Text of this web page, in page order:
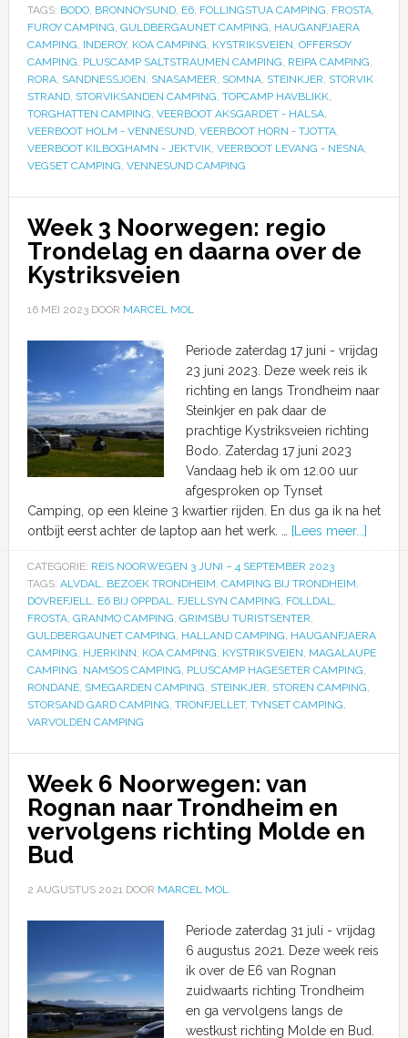
TAGS: BODO, BRONNOYSUND, E6, FOLLINGSTUA CAMPING, FROSTA,
FUROY CAMPING, GULDBERGAUNET CAMPING, HAUGANFJAERA
CAMPING, INDEROY, KOA CAMPING, KYSTRIKSVEIEN, OFFERSOY
CAMPING, PLUSCAMP SALTSTRAUMEN CAMPING, REIPA CAMPING,
RORA, SANDNESSJOEN, SNASAMEER, SOMNA, STEINKJER, STORVIK
STRAND, STORVIKSANDEN CAMPING, TOPCAMP HAVBLIKK,
TORGHATTEN CAMPING, VEERBOOT AKSGARDET - HALSA,
VEERBOOT HOLM - VENNESUND, VEERBOOT HORN - TJOTTA,
VEERBOOT KILBOGHAMN - JEKTVIK, VEERBOOT LEVANG - NESNA,
VEGSET CAMPING, VENNESUND CAMPING
Week 3 Noorwegen: regio
Trondelag en daarna over de
Kystriksveien
16 MEI 2023DOOR MARCEL MOL
Periode zaterdag 17 juni - vrijdag
23 juni 2023. Deze week reis ik
richting en langs Trondheim naar
Steinkjer en pak daar de
prachtige Kystriksveien richting
Bodo. Zaterdag 17 juni 2023
Vandaag heb ik om 12.00 uur
afgesproken op Tynset
Camping, op een kleine 3 kwartier rijden. En dus ga ik na het
ontbijt eerst achter de laptop aan het werk. …
[Lees meer...]
CATEGORIE: REIS NOORWEGEN 3 JUNI – 4 SEPTEMBER 2023
TAGS: ALVDAL, BEZOEK TRONDHEIM, CAMPING BIJ TRONDHEIM,
DOVREFJELL, E6 BIJ OPPDAL, FJELLSYN CAMPING, FOLLDAL,
FROSTA, GRANMO CAMPING, GRIMSBU TURISTSENTER,
GULDBERGAUNET CAMPING, HALLAND CAMPING, HAUGANFJAERA
CAMPING, HJERKINN, KOA CAMPING, KYSTRIKSVEIEN, MAGALAUPE
CAMPING, NAMSOS CAMPING, PLUSCAMP HAGESETER CAMPING,
RONDANE, SMEGARDEN CAMPING, STEINKJER, STOREN CAMPING,
STORSAND GARD CAMPING, TRONFJELLET, TYNSET CAMPING,
VARVOLDEN CAMPING
Week 6 Noorwegen: van
Rognan naar Trondheim en
vervolgens richting Molde en
Bud
2 AUGUSTUS 2021DOOR MARCEL MOL
Periode zaterdag 31 juli - vrijdag
6 augustus 2021. Deze week reis
ik over de E6 van Rognan
zuidwaarts richting Trondheim
en ga vervolgens langs de
westkust richting Molde en Bud.